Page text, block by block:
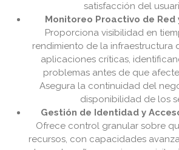
satisfacción del
Monitoreo Proactivo de Red
Proporciona visibilidad en
rendimiento de la infraestructura
aplicaciones críticas,
problemas antes de que
Asegura la continuidad del
disponibilidad de los
Gestión de Identidad y
Ofrece control granular sobre
recursos, con capacidades